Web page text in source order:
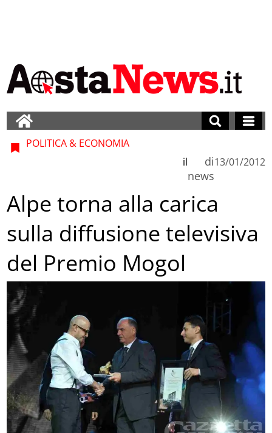
POLITICA & ECONOMIA
di
news
il 13/01/2012
Alpe torna alla carica
sulla diffusione televisiva
del Premio Mogol